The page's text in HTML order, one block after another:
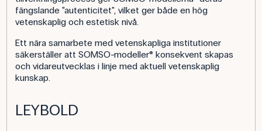
fängslande "autenticitet", vilket ger både en hög
vetenskaplig och estetisk nivå.
Ett nära samarbete med vetenskapliga institutioner
säkerställer att SOMSO-modeller® konsekvent skapas
och vidareutvecklas i linje med aktuell vetenskaplig
kunskap.
LEYBOLD